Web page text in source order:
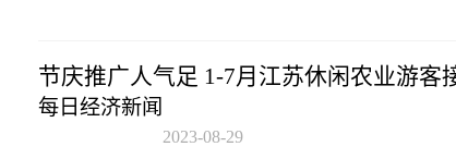
节庆推广人气足 1-7月江苏休闲农业游客
每日经济新闻
2023-08-29